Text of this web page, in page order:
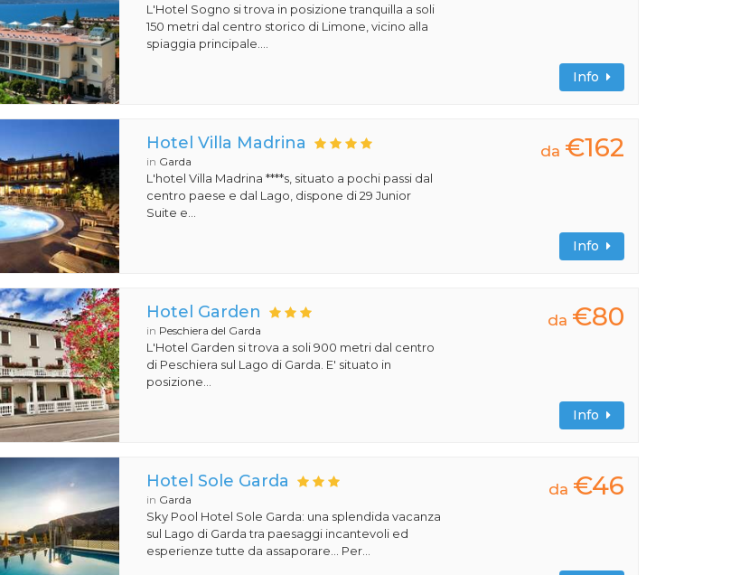
L'Hotel Sogno si trova in posizione tranquilla a soli
150 metri dal centro storico di Limone, vicino alla
spiaggia principale....
Info
Hotel Villa Madrina
in Garda
L'hotel Villa Madrina ****s, situato a pochi passi dal
centro paese e dal Lago, dispone di 29 Junior
Suite e...
da €162
Info
Hotel Garden
in Peschiera del Garda
L'Hotel Garden si trova a soli 900 metri dal centro
di Peschiera sul Lago di Garda. E' situato in
posizione...
da €80
Info
Hotel Sole Garda
in Garda
Sky Pool Hotel Sole Garda: una splendida vacanza
sul Lago di Garda tra paesaggi incantevoli ed
esperienze tutte da assaporare... Per...
da €46